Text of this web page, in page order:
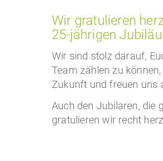
Wir gratulieren
25-jährigen
Wir sind stolz darauf,
Team zählen zu
Zukunft und freuen uns
Auch den Jubilaren, die
gratulieren wir recht